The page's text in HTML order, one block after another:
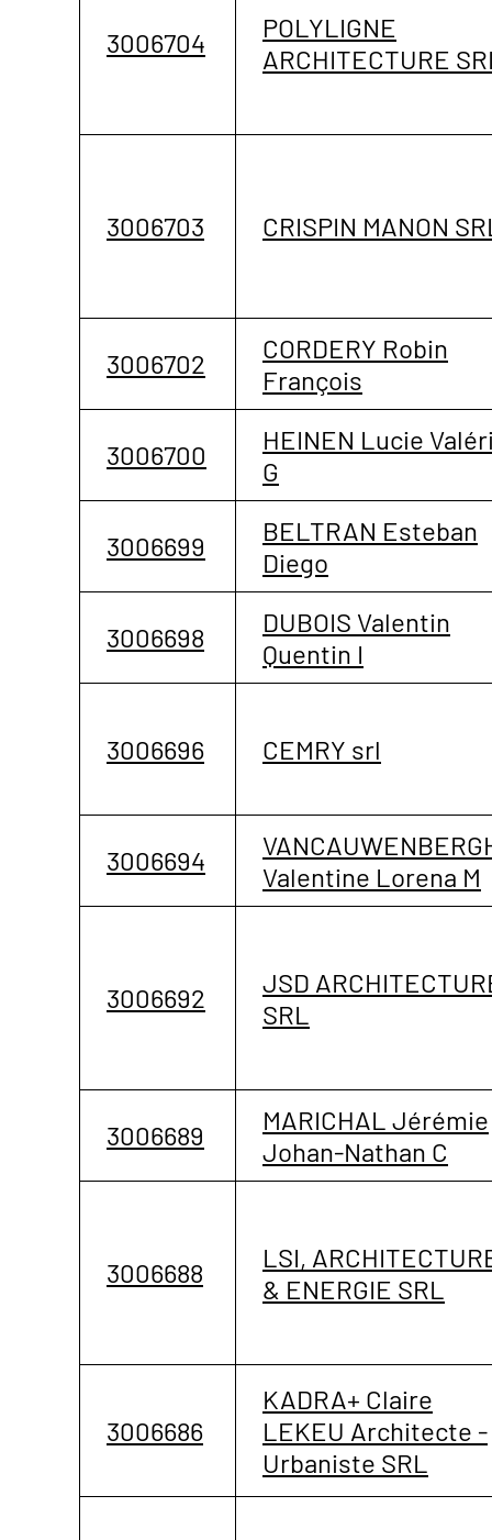
3006704
POLYLIGNE
ARCHITECTURE
3006703 CRISPIN MANON
3006702
CORDERY Robin
François
3006700
HEINEN Lucie
G
3006699
BELTRAN Esteban
Diego
3006698
DUBOIS Valentin
Quentin I
3006696 CEMRY srl
3006694
Valentine Lorena M
3006692
JSD
SRL
3006689
MARICHAL Jérémie
Johan-Nathan C
3006688
LSI,
& ENERGIE SRL
3006686
KADRA+ Claire
LEKEU Architecte -
Urbaniste SRL